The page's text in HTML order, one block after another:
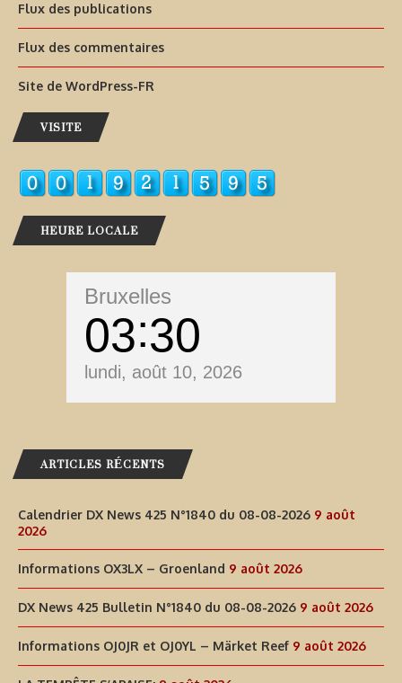
Flux des publications
Flux des commentaires
Site de WordPress-FR
VISITE
HEURE LOCALE
Bruxelles
03 30
lundi, août 10, 2026
ARTICLES RÉCENTS
Calendrier DX News 425 N°1840 du 08-08-2026 9 août
2026
Informations OX3LX – Groenland 9 août 2026
DX News 425 Bulletin N°1840 du 08-08-2026 9 août 2026
Informations OJ0JR et OJ0YL – Märket Reef 9 août 2026